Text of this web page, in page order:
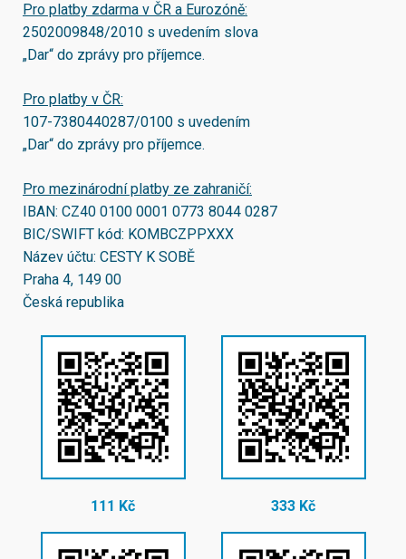
Pro platby zdarma v ČR a Eurozóně:
2502009848/2010 s uvedením slova
„Dar“ do zprávy pro příjemce.
Pro platby v ČR:
107-7380440287/0100 s uvedením
„Dar“ do zprávy pro příjemce.
Pro mezinárodní platby ze zahraničí:
IBAN: CZ40 0100 0001 0773 8044 0287
BIC/SWIFT kód: KOMBCZPPXXX
Název účtu: CESTY K SOBĚ
Praha 4, 149 00
Česká republika
111 Kč 333 Kč